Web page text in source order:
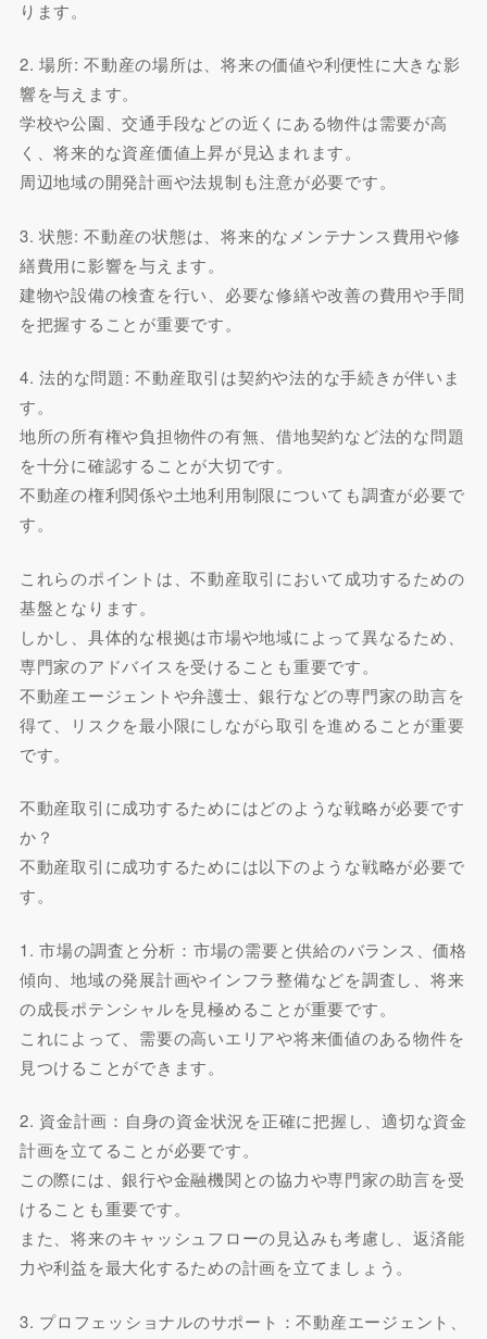
ります。
2. 場所: 不動産の場所は、将来の価値や利便性に大きな影
響を与えます。
学校や公園、交通手段などの近くにある物件は需要が高
く、将来的な資産価値上昇が見込まれます。
周辺地域の開発計画や法規制も注意が必要です。
3. 状態: 不動産の状態は、将来的なメンテナンス費用や修
繕費用に影響を与えます。
建物や設備の検査を行い、必要な修繕や改善の費用や手間
を把握することが重要です。
4. 法的な問題: 不動産取引は契約や法的な手続きが伴いま
す。
地所の所有権や負担物件の有無、借地契約など法的な問題
を十分に確認することが大切です。
不動産の権利関係や土地利用制限についても調査が必要で
す。
これらのポイントは、不動産取引において成功するための
基盤となります。
しかし、具体的な根拠は市場や地域によって異なるため、
専門家のアドバイスを受けることも重要です。
不動産エージェントや弁護士、銀行などの専門家の助言を
得て、リスクを最小限にしながら取引を進めることが重要
です。
不動産取引に成功するためにはどのような戦略が必要です
か？
不動産取引に成功するためには以下のような戦略が必要で
す。
1. 市場の調査と分析：市場の需要と供給のバランス、価格
傾向、地域の発展計画やインフラ整備などを調査し、将来
の成長ポテンシャルを見極めることが重要です。
これによって、需要の高いエリアや将来価値のある物件を
見つけることができます。
2. 資金計画：自身の資金状況を正確に把握し、適切な資金
計画を立てることが必要です。
この際には、銀行や金融機関との協力や専門家の助言を受
けることも重要です。
また、将来のキャッシュフローの見込みも考慮し、返済能
力や利益を最大化するための計画を立てましょう。
3. プロフェッショナルのサポート：不動産エージェント、